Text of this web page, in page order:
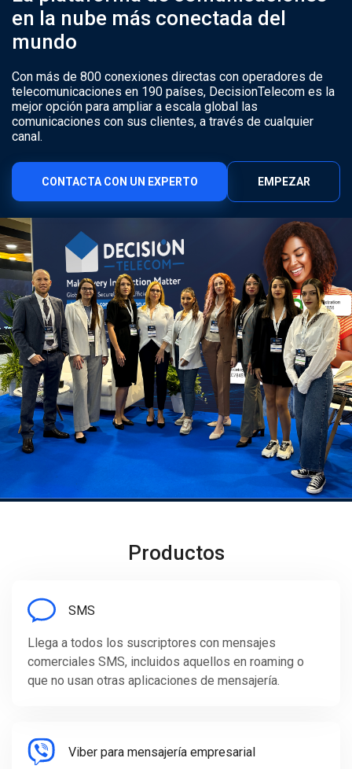
en la nube más conectada del
mundo
Con más de 800 conexiones directas con operadores de
telecomunicaciones en 190 países, DecisionTelecom es la
mejor opción para ampliar a escala global las
comunicaciones con sus clientes, a través de cualquier
canal.
CONTACTA CON UN EXPERTO EMPEZAR
Productos
SMS
Llega a todos los suscriptores con mensajes
comerciales SMS, incluidos aquellos en roaming o
que no usan otras aplicaciones de mensajería.
Viber para mensajería empresarial